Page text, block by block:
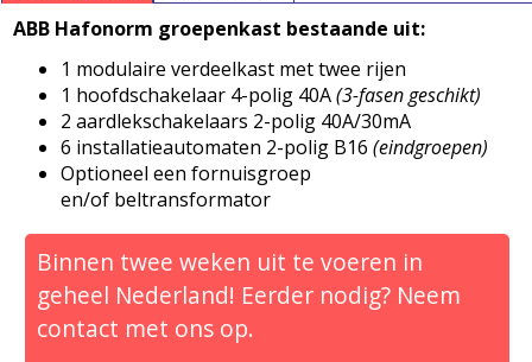
ABB Hafonorm groepenkast bestaande uit:
1 modulaire verdeelkast met twee rijen
1 hoofdschakelaar 4-polig 40A(3-fasen geschikt)
2 aardlekschakelaars 2-polig 40A/30mA
6 installatieautomaten 2-polig B16 (eindgroepen)
Optioneel een fornuisgroep
en/of beltransformator
Binnen twee weken uit te voeren in
geheel Nederland! Eerder nodig? Neem
contact met ons op.